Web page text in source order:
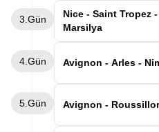
Fransız
palmiyeli caddeleri
Fransız lüksünü bir
Akdeniz’in mavi
3.Gün
Nice - Saint Tropez
Marsilya
ediyoruz. İlk
gezimize başlıyoruz.
4.Gün Avignon - Arles -
Arles. Bir zamanlar
5.Gün Avignon -